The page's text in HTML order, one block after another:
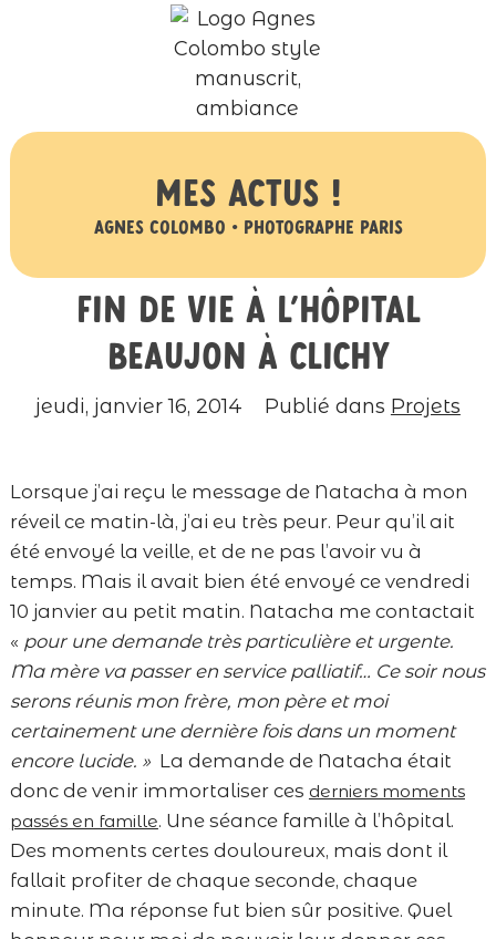
Mes actus !
Agnes Colombo • Photographe Paris
Fin de vie à l’hôpital
Beaujon à Clichy
jeudi, janvier 16, 2014 Publié dans Projets
Lorsque j’ai reçu le message de Natacha à mon
réveil ce matin-là, j’ai eu très peur. Peur qu’il ait
été envoyé la veille, et de ne pas l’avoir vu à
temps. Mais il avait bien été envoyé ce vendredi
10 janvier au petit matin. Natacha me contactait
« pour une demande très particulière et urgente.
Ma mère va passer en service palliatif… Ce soir nous
serons réunis mon frère, mon père et moi
certainement une dernière fois dans un moment
encore lucide. » La demande de Natacha était
donc de venir immortaliser ces derniers moments
passés en famille. Une séance famille à l’hôpital.
Des moments certes douloureux, mais dont il
fallait profiter de chaque seconde, chaque
minute. Ma réponse fut bien sûr positive. Quel